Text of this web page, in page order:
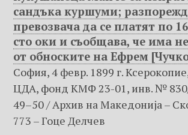
сандъка куршуми;
превозвача да се платят по
сто оки и съобщава, че има
от обноските на Ефрем
София, 4 февр. 1899 г.
ЦДА, фонд КМФ 23-01, инв. №
49–50 / Архив на Македониjа –
773 – Гоце Делчев